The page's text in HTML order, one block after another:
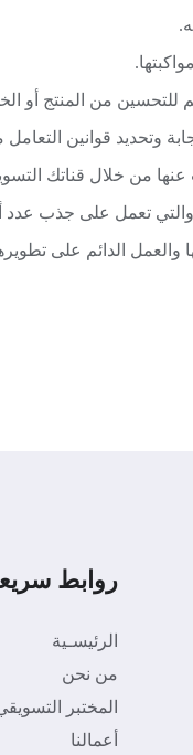
للتحسين من المنتج أو
قوانين التعامل
من خلال قناتك
والتي تعمل على جذب عدد
والعمل الدائم على
روابط
الرئيسـية
من نحن
المختبر
أعمالنا